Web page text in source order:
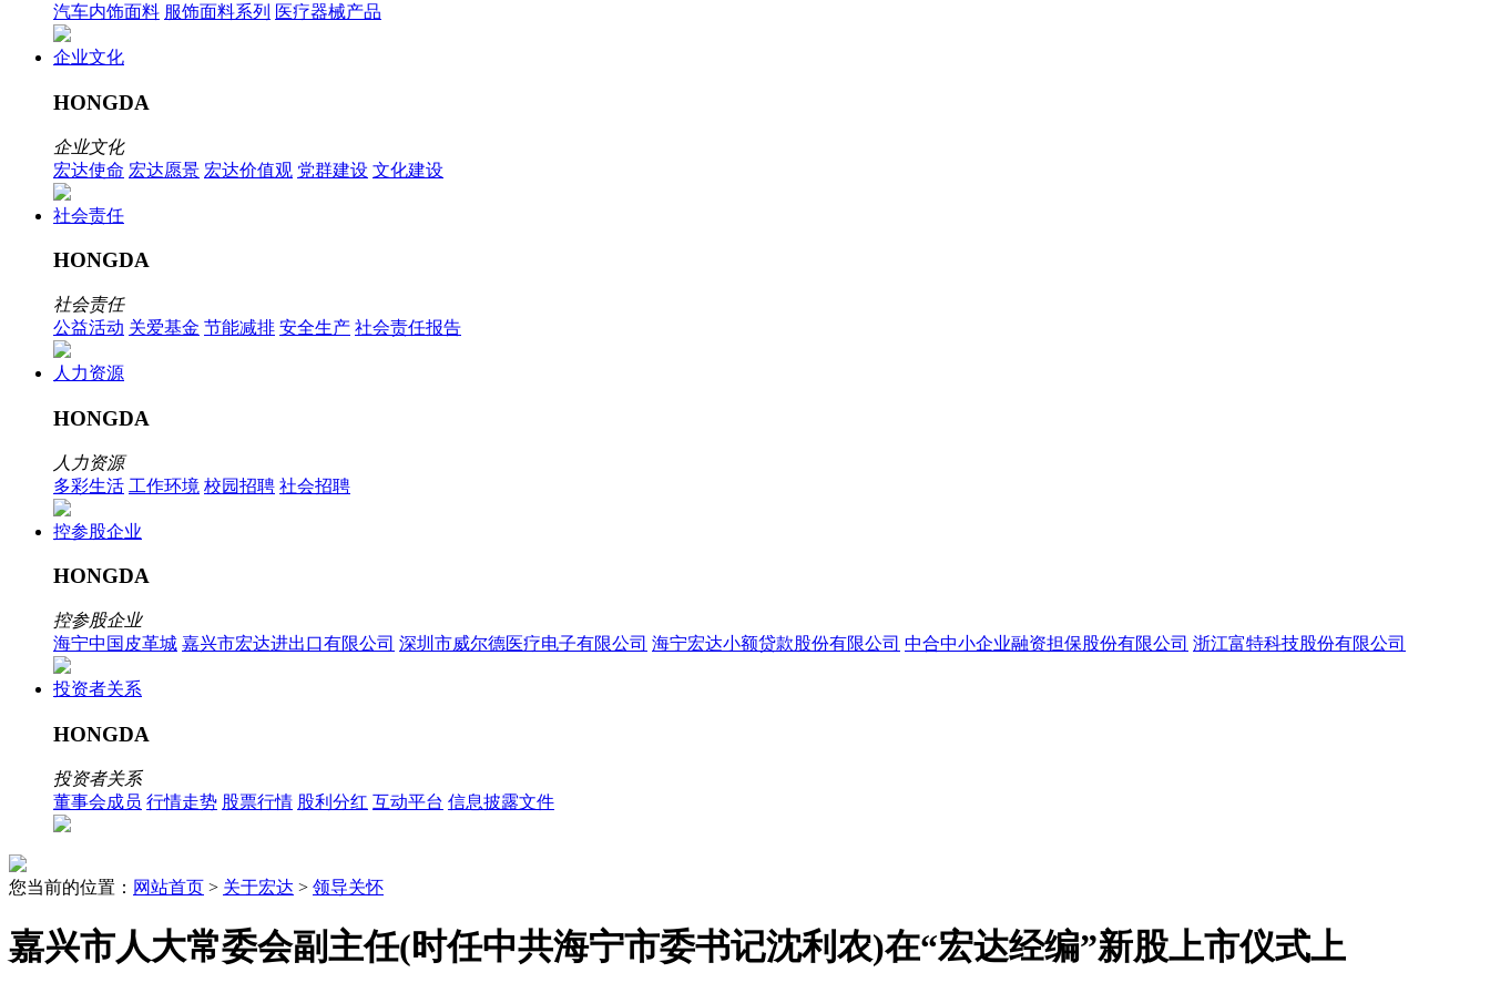
汽车内饰面料 服饰面料系列 医疗器械产品
企业文化
HONGDA
企业文化
宏达使命 宏达愿景 宏达价值观 党群建设 文化建设
社会责任
HONGDA
社会责任
公益活动 关爱基金 节能减排 安全生产 社会责任报告
人力资源
HONGDA
人力资源
多彩生活 工作环境 校园招聘 社会招聘
控参股企业
HONGDA
控参股企业
海宁中国皮革城 嘉兴市宏达进出口有限公司 深圳市威尔德医疗电子有限公司 海宁宏达小额贷款股份有限公司 中合中小企业融资担保股份有限公司 浙江富特科技股份有限公司
投资者关系
HONGDA
投资者关系
董事会成员 行情走势 股票行情 股利分红 互动平台 信息披露文件
您当前的位置： 网站首页 > 关于宏达 > 领导关怀
嘉兴市人大常委会副主任(时任中共海宁市委书记沈利农)在“宏达经编”新股上市仪式上